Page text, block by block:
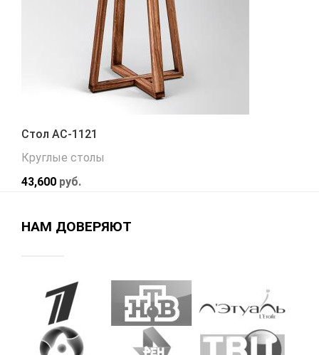
Стол АС-1121
Круглые столы
43,600 руб.
НАМ ДОВЕРЯЮТ